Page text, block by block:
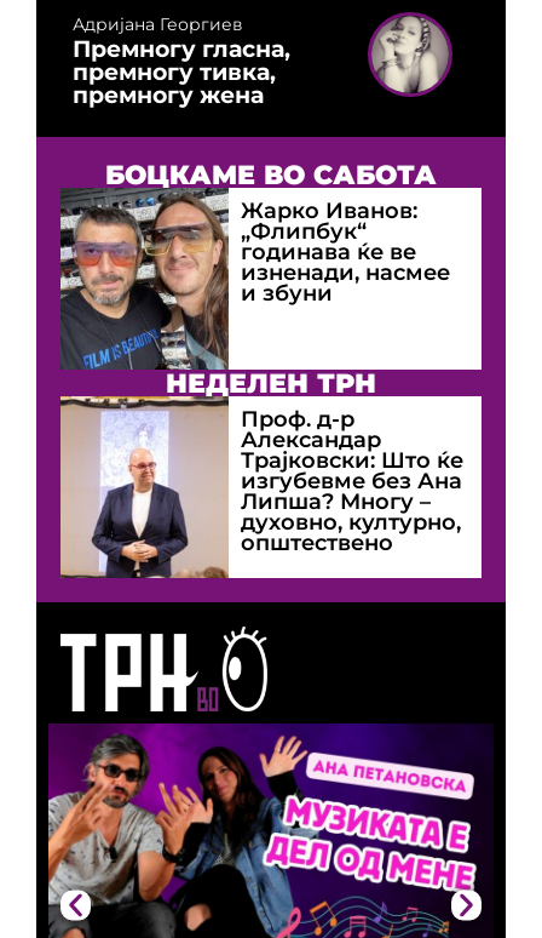
Адријана Георгиев
Премногу гласна,
премногу тивка,
премногу жена
БОЦКАМЕ ВО САБОТА
Жарко Иванов:
„Флипбук“
годинава ќе ве
изненади, насмее
и збуни
НЕДЕЛЕН ТРН
Проф. д-р
Александар
Трајковски: Што ќе
изгубевме без Ана
Липша? Многу –
духовно, културно,
општествено